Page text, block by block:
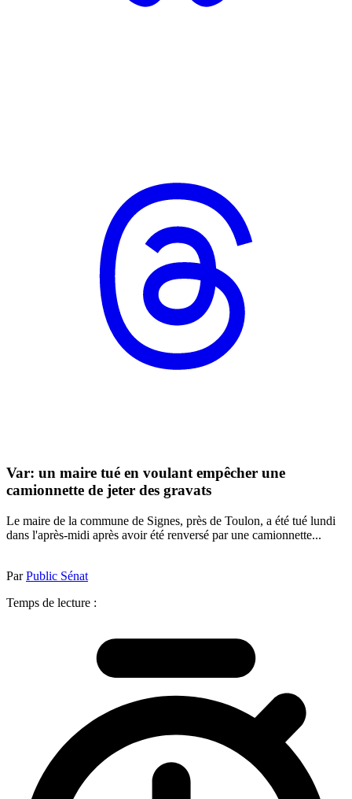
Var: un maire tué en voulant empêcher une
camionnette de jeter des gravats
Le maire de la commune de Signes, près de Toulon, a été tué lundi
dans l'après-midi après avoir été renversé par une camionnette...
ParPublic Sénat
Temps de lecture :